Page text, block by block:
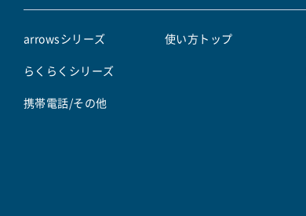
arrowsシリーズ
らくらくシリーズ
携帯電話/その他
使い方トップ